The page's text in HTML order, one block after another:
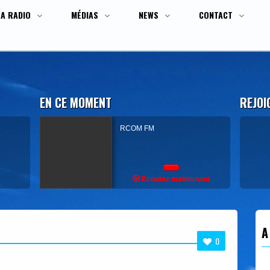
RADIO MÉDIAS NEWS CONTACT
EN CE MOMENT
RCOM FM
Ecoutez maintenant
0